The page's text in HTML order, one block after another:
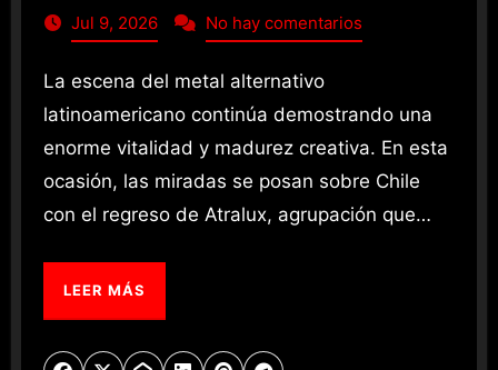
Jul 9, 2026 No hay comentarios
La escena del metal alternativo
latinoamericano continúa demostrando una
enorme vitalidad y madurez creativa. En esta
ocasión, las miradas se posan sobre Chile
con el regreso de Atralux, agrupación que…
LEER MÁS